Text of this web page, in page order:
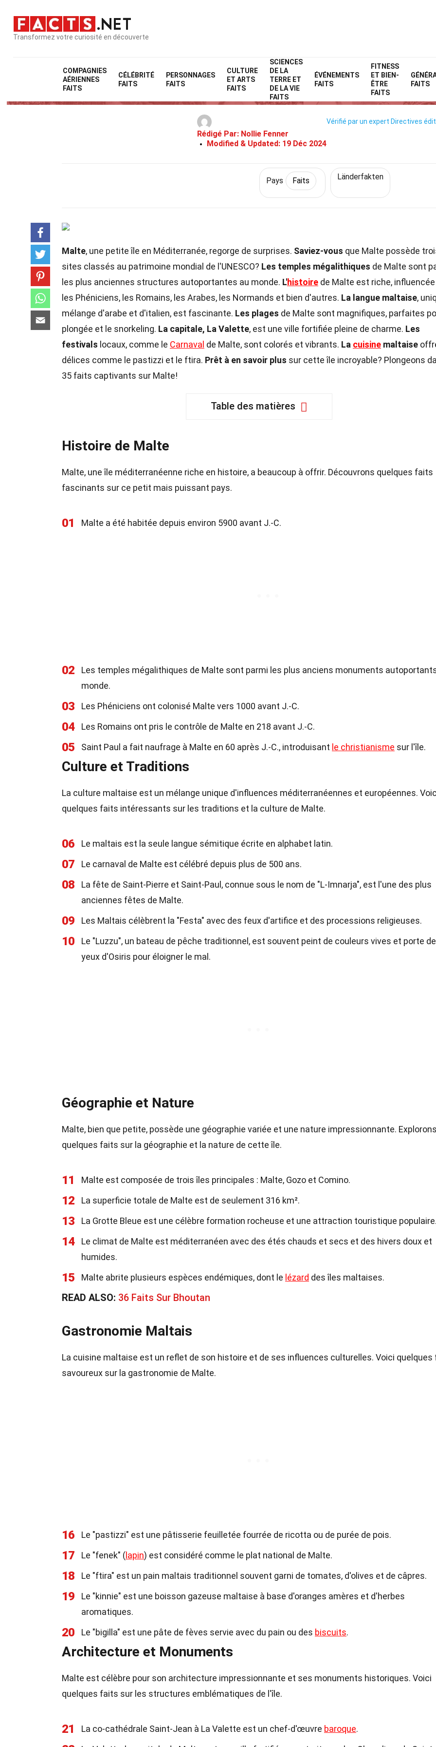
Transformez votre curiosité en découverte
COMPAGNIES
AÉRIENNES
FAITS
CÉLÉBRITÉ
FAITS
PERSONNAGES
FAITS
CULTURE
ET ARTS
FAITS
SCIENCES
DE LA
TERRE ET
DE LA VIE
FAITS
ÉVÉNEMENTS
FAITS
FITNESS
ET BIEN-
ÊTRE
FAITS
FAITS
Home Monde Faits
35 Faits Sur Malte
Rédigé Par: Nollie Fenner
Modified & Updated: 19 Déc 2024
Vérifié par un expert Directives
Pays Faits Länderfakten
Malte, une petite île en Méditerranée, regorge de surprises. Saviez-vous que Malte possède
sites classés au patrimoine mondial de l'UNESCO? Les temples mégalithiques de Malte sont
les plus anciennes structures autoportantes au monde. L'histoire de Malte est riche,
les Phéniciens, les Romains, les Arabes, les Normands et bien d'autres. La langue maltaise,
mélange d'arabe et d'italien, est fascinante. Les plages de Malte sont magnifiques, parfaites
plongée et le snorkeling. La capitale, La Valette, est une ville fortifiée pleine de charme. Les
festivals locaux, comme le Carnaval de Malte, sont colorés et vibrants. La cuisine maltaise
délices comme le pastizzi et le ftira. Prêt à en savoir plus sur cette île incroyable? Plongeons
35 faits captivants sur Malte!
Table des matières
Histoire de Malte
Malte, une île méditerranéenne riche en histoire, a beaucoup à offrir. Découvrons quelques faits
fascinants sur ce petit mais puissant pays.
01 Malte a été habitée depuis environ 5900 avant J.-C.
02
Les temples mégalithiques de Malte sont parmi les plus anciens monuments
monde.
03 Les Phéniciens ont colonisé Malte vers 1000 avant J.-C.
04 Les Romains ont pris le contrôle de Malte en 218 avant J.-C.
05 Saint Paul a fait naufrage à Malte en 60 après J.-C., introduisant le christianisme sur l'île.
Culture et Traditions
La culture maltaise est un mélange unique d'influences méditerranéennes et européennes.
quelques faits intéressants sur les traditions et la culture de Malte.
06 Le maltais est la seule langue sémitique écrite en alphabet latin.
07 Le carnaval de Malte est célébré depuis plus de 500 ans.
08
La fête de Saint-Pierre et Saint-Paul, connue sous le nom de "L-Imnarja", est l'une des plus
anciennes fêtes de Malte.
09 Les Maltais célèbrent la "Festa" avec des feux d'artifice et des processions religieuses.
10
Le "Luzzu", un bateau de pêche traditionnel, est souvent peint de couleurs vives et porte
yeux d'Osiris pour éloigner le mal.
Géographie et Nature
Malte, bien que petite, possède une géographie variée et une nature impressionnante.
quelques faits sur la géographie et la nature de cette île.
11 Malte est composée de trois îles principales : Malte, Gozo et Comino.
12 La superficie totale de Malte est de seulement 316 km².
13 La Grotte Bleue est une célèbre formation rocheuse et une attraction touristique
14
Le climat de Malte est méditerranéen avec des étés chauds et secs et des hivers doux et
humides.
15 Malte abrite plusieurs espèces endémiques, dont le lézard des îles maltaises.
READ ALSO: 36 Faits Sur Bhoutan
Gastronomie Maltais
La cuisine maltaise est un reflet de son histoire et de ses influences culturelles. Voici
savoureux sur la gastronomie de Malte.
16 Le "pastizzi" est une pâtisserie feuilletée fourrée de ricotta ou de purée de pois.
17 Le "fenek" ( lapin) est considéré comme le plat national de Malte.
18 Le "ftira" est un pain maltais traditionnel souvent garni de tomates, d'olives et de câpres.
19
Le "kinnie" est une boisson gazeuse maltaise à base d'oranges amères et d'herbes
aromatiques.
20 Le "bigilla" est une pâte de fèves servie avec du pain ou des biscuits.
Architecture et Monuments
Malte est célèbre pour son architecture impressionnante et ses monuments historiques. Voici
quelques faits sur les structures emblématiques de l'île.
21 La co-cathédrale Saint-Jean à La Valette est un chef-d'œuvre baroque.